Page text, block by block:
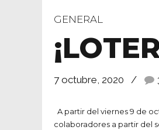
GENERAL
7 octubre, 2020
A partir del viernes 9 de
colaboradores a partir del